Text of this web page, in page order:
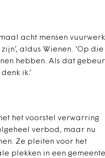
acht mensen vuurwerk
aldus Wienen. ‘Op die
hebben. Als dat
ik.’
het voorstel verwarring
verbod, maar nu
Ze pleiten voor het
plekken in een